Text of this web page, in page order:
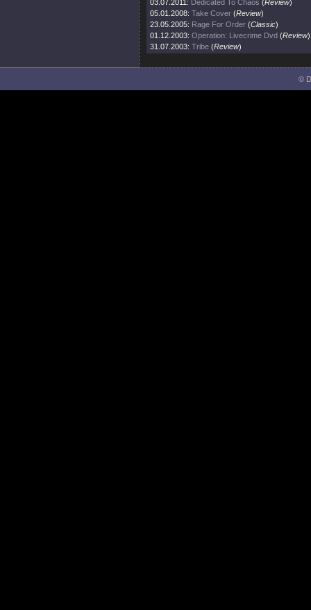
03.07.2011: Dedicated To Chaos (Review)
05.01.2008: Take Cover (Review)
23.05.2005: Rage For Order (Classic)
01.12.2003: Operation: Livecrime Dvd (Review)
31.07.2003: Tribe (Review)
©